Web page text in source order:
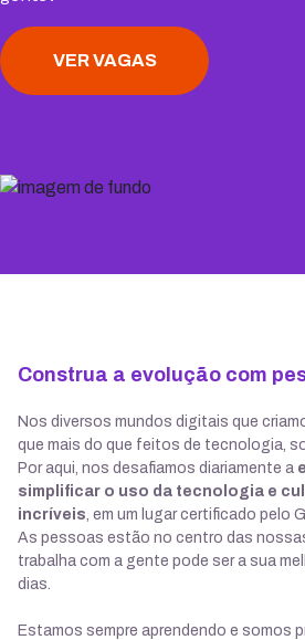
VER VAGAS
Construa a evolução com
Nos diversos mundos digitais que
que mais do que feitos de tecnologia,
Por aqui, nos desafiamos diariamente a
simplificar o uso da tecnologia e
incríveis, em um lugar certificado pelo
As pessoas estão no centro das
trabalha com a gente pode ser a sua
dias.
Estamos sempre aprendendo e somos